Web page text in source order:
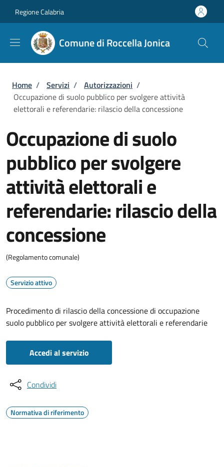
Regione Calabria
Comune di Roccella Jonica
Briciole di pane
Home / Servizi / Autorizzazioni /
Occupazione di suolo pubblico per svolgere attività
elettorali e referendarie: rilascio della concessione
Occupazione di suolo
pubblico per svolgere
attività elettorali e
referendarie: rilascio della
concessione
(Regolamento comunale)
Servizio attivo
Procedimento di rilascio della concessione di occupazione
suolo pubblico per svolgere attività elettorali e referendarie
Accedi al servizio
Condividi
Normativa di riferimento